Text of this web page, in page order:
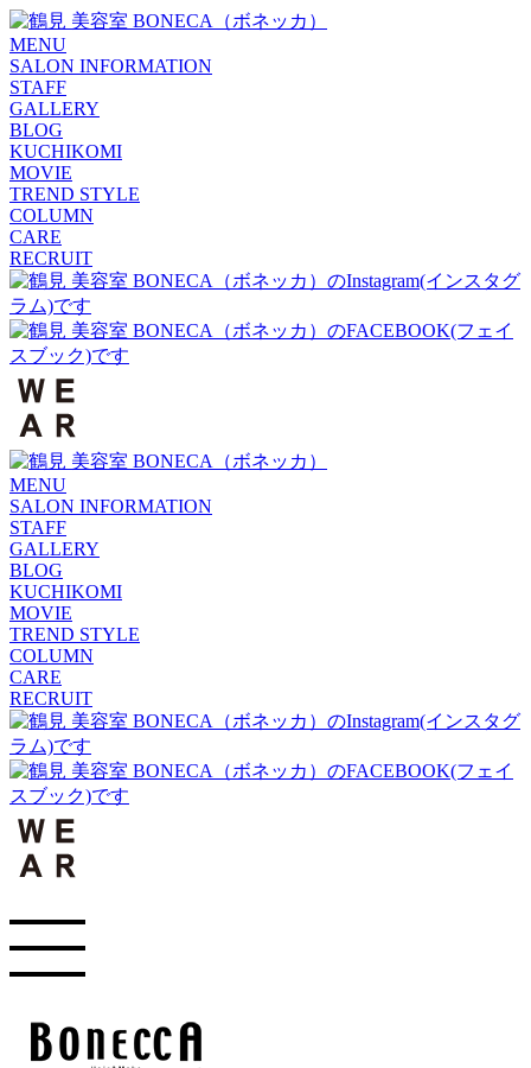
MENU
SALON INFORMATION
STAFF
GALLERY
BLOG
KUCHIKOMI
MOVIE
TREND STYLE
COLUMN
CARE
RECRUIT
MENU
SALON INFORMATION
STAFF
GALLERY
BLOG
KUCHIKOMI
MOVIE
TREND STYLE
COLUMN
CARE
RECRUIT